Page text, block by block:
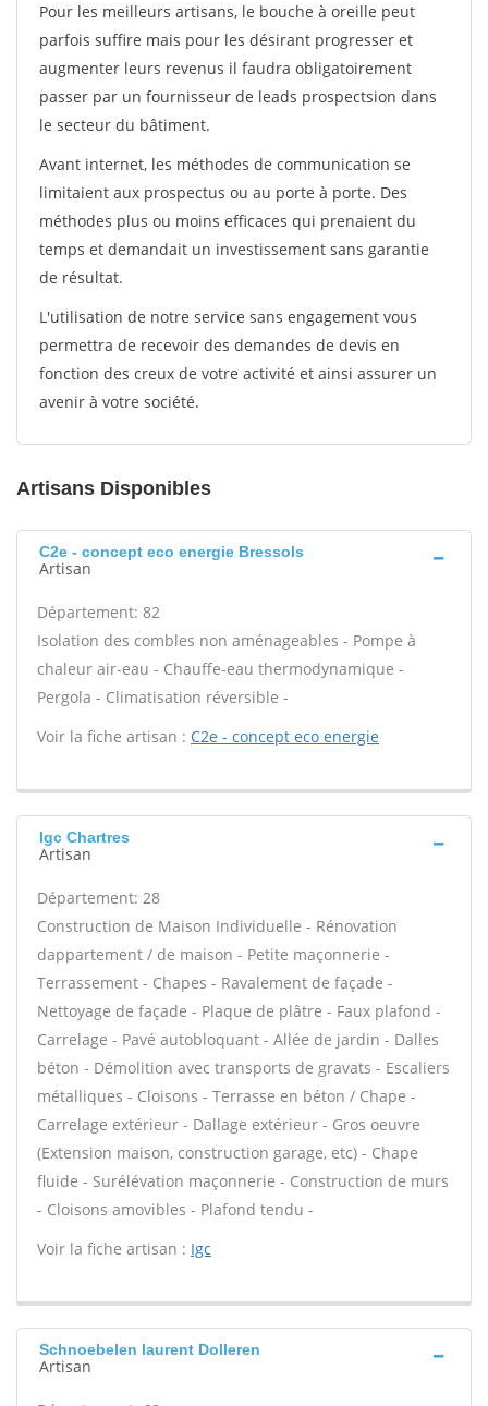
Pour les meilleurs artisans, le bouche à oreille peut
parfois suffire mais pour les désirant progresser et
augmenter leurs revenus il faudra obligatoirement
passer par un fournisseur de leads prospectsion dans
le secteur du bâtiment.
Avant internet, les méthodes de communication se
limitaient aux prospectus ou au porte à porte. Des
méthodes plus ou moins efficaces qui prenaient du
temps et demandait un investissement sans garantie
de résultat.
L'utilisation de notre service sans engagement vous
permettra de recevoir des demandes de devis en
fonction des creux de votre activité et ainsi assurer un
avenir à votre société.
Artisans Disponibles
C2e - concept eco energie Bressols
Artisan
Département: 82
Isolation des combles non aménageables - Pompe à
chaleur air-eau - Chauffe-eau thermodynamique -
Pergola - Climatisation réversible -
Voir la fiche artisan : C2e - concept eco energie
Igc Chartres
Artisan
Département: 28
Construction de Maison Individuelle - Rénovation
dappartement / de maison - Petite maçonnerie -
Terrassement - Chapes - Ravalement de façade -
Nettoyage de façade - Plaque de plâtre - Faux plafond -
Carrelage - Pavé autobloquant - Allée de jardin - Dalles
béton - Démolition avec transports de gravats - Escaliers
métalliques - Cloisons - Terrasse en béton / Chape -
Carrelage extérieur - Dallage extérieur - Gros oeuvre
(Extension maison, construction garage, etc) - Chape
fluide - Surélévation maçonnerie - Construction de murs
- Cloisons amovibles - Plafond tendu -
Voir la fiche artisan : Igc
Schnoebelen laurent Dolleren
Artisan